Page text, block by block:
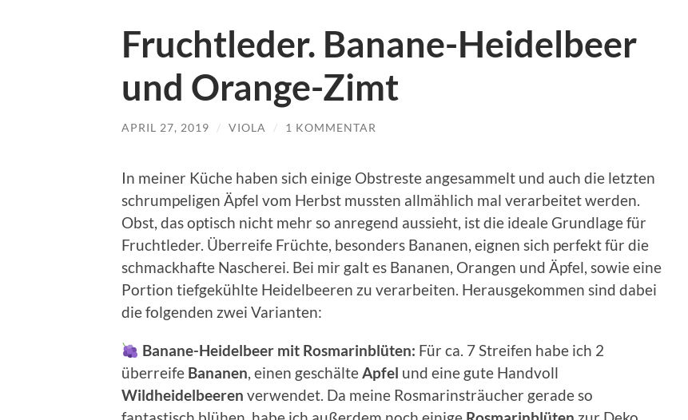
Fruchtleder. Banane-Heidelbeer
und Orange-Zimt
APRIL 27, 2019 / VIOLA / 1 KOMMENTAR
In meiner Küche haben sich einige Obstreste angesammelt und auch die letzten
schrumpeligen Äpfel vom Herbst mussten allmählich mal verarbeitet werden.
Obst, das optisch nicht mehr so anregend aussieht, ist die ideale Grundlage für
Fruchtleder. Überreife Früchte, besonders Bananen, eignen sich perfekt für die
schmackhafte Nascherei. Bei mir galt es Bananen, Orangen und Äpfel, sowie eine
Portion tiefgekühlte Heidelbeeren zu verarbeiten. Herausgekommen sind dabei
die folgenden zwei Varianten:
Banane-Heidelbeer mit Rosmarinblüten: Für ca. 7 Streifen habe ich 2
überreife Bananen, einen geschälteApfel und eine gute Handvoll
Wildheidelbeeren verwendet. Da meine Rosmarinsträucher gerade so